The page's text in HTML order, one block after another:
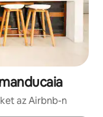
az Airbnb-n